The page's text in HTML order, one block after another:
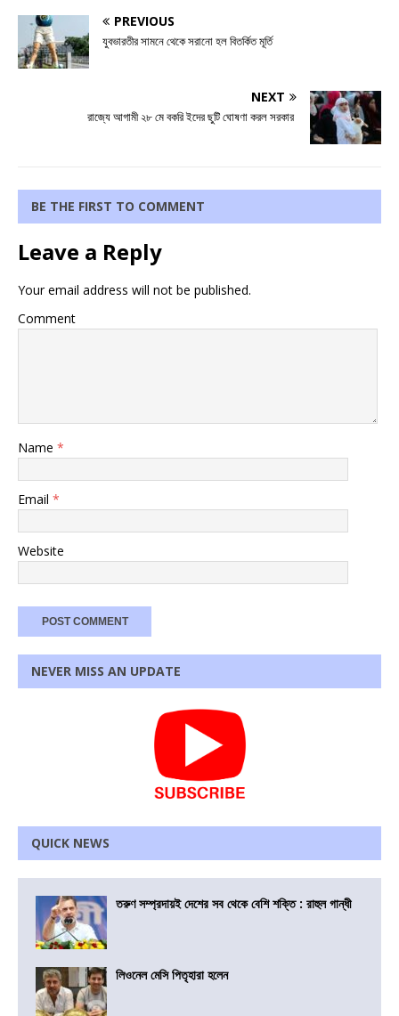
PREVIOUS
যুবভারতীর সামনে থেকে সরানো হল বিতর্কিত মূর্তি
NEXT
রাজ্যে আগামী ২৮ মে বকরি ইদের ছুটি ঘোষণা করল সরকার
BE THE FIRST TO COMMENT
Leave a Reply
Your email address will not be published.
Comment
Name *
Email *
Website
NEVER MISS AN UPDATE
QUICK NEWS
তরুণ সম্প্রদায়ই দেশের সব থেকে বেশি শক্তি : রাহুল গান্ধী
লিওনেল মেসি পিতৃহারা হলেন